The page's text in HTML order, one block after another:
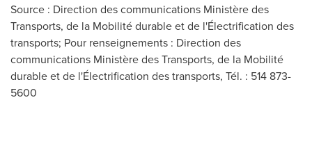
Source : Direction des communications Ministère des
Transports, de la Mobilité durable et de l'Électrification des
transports; Pour renseignements : Direction des
communications Ministère des Transports, de la Mobilité
durable et de l'Électrification des transports, Tél. : 514 873-
5600